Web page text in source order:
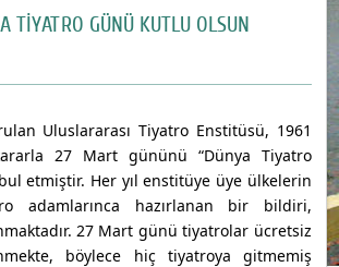
TİYATRO GÜNÜ KUTLU OLSUN
Uluslararası Tiyatro Enstitüsü, 1961
27 Mart gününü “Dünya Tiyatro
etmiştir. Her yıl enstitüye üye ülkelerin
adamlarınca hazırlanan bir bildiri,
27 Mart günü tiyatrolar ücretsiz
böylece hiç tiyatroya gitmemiş